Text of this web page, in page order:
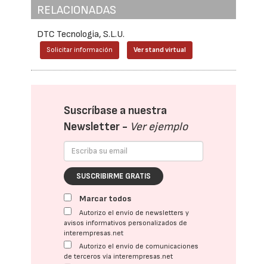
RELACIONADAS
DTC Tecnologia, S.L.U.
Solicitar información Ver stand virtual
Suscríbase a nuestra
Newsletter - Ver ejemplo
SUSCRIBIRME GRATIS
Marcar todos
Autorizo el envío de newsletters y
avisos informativos personalizados de
interempresas.net
Autorizo el envío de comunicaciones
de terceros vía interempresas.net